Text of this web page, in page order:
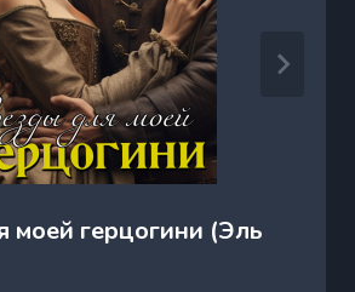
моей герцогини (Эль